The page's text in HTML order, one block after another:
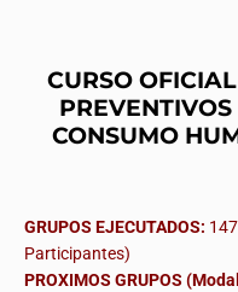
CURSO
CONSUMO
GRUPOS EJECUTADOS:
Participantes)
PROXIMOS GRUPOS